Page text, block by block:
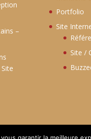
–
Portfolio
Site
Site /